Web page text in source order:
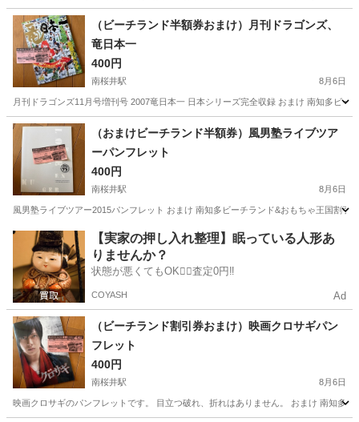
愛知 安城市 三河安城駅 本/CD/DVD
（ビーチランド半額券おまけ）月刊ドラゴンズ、
竜日本一
400円
南桜井駅 8月6日
月刊ドラゴンズ11月号増刊号 2007竜日本一 日本シリーズ完全収録 おまけ 南知多ビ
愛知 安城市 南桜井駅 雑誌
（おまけビーチランド半額券）風男塾ライブツア
ーパンフレット
400円
南桜井駅 8月6日
風男塾ライブツアー2015パンフレット おまけ 南知多ビーチランド&おもちゃ王国割引
愛知 安城市 南桜井駅 雑誌
【実家の押し入れ整理】眠っている人形あ
りませんか？
状態が悪くてもOK🙆‍♀️査定0円‼️
COYASH Ad
（ビーチランド割引券おまけ）映画クロサギパン
フレット
400円
南桜井駅 8月6日
映画クロサギのパンフレットです。 目立つ破れ、折れはありません。 おまけ 南知多